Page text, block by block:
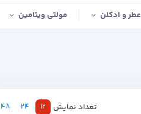
عطر و ادکلن مولتی ویتامین
تعداد نمایش 12
24
48